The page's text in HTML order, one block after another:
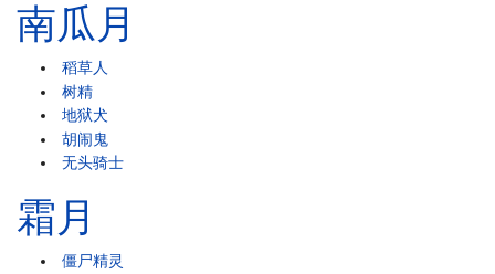
南瓜月
稻草人
树精
地狱犬
胡闹鬼
无头骑士
霜月
僵尸精灵